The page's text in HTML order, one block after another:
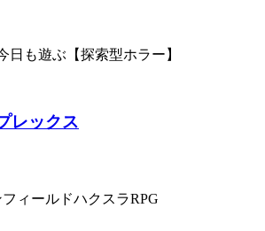
日も遊ぶ【探索型ホラー】
レックス
ィールドハクスラRPG